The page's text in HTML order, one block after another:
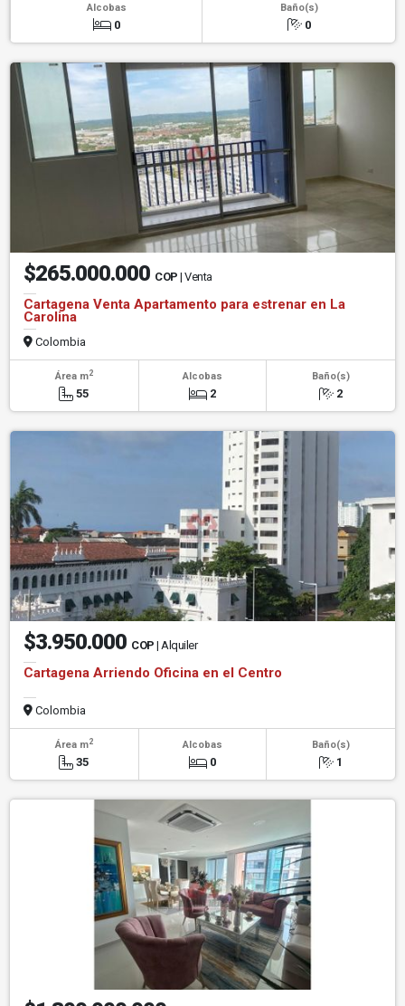
Alcobas
0
Baño(s)
0
$265.000.000 COP | Venta
Cartagena Venta Apartamento para estrenar en La
Carolina
Colombia
Área m2
55
Alcobas
2
Baño(s)
2
$3.950.000 COP | Alquiler
Cartagena Arriendo Oficina en el Centro
Colombia
Área m2
35
Alcobas
0
Baño(s)
1